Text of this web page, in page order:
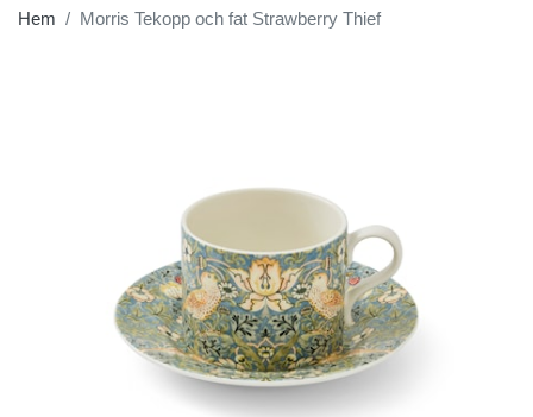
Hem Morris Tekopp och fat Strawberry Thief